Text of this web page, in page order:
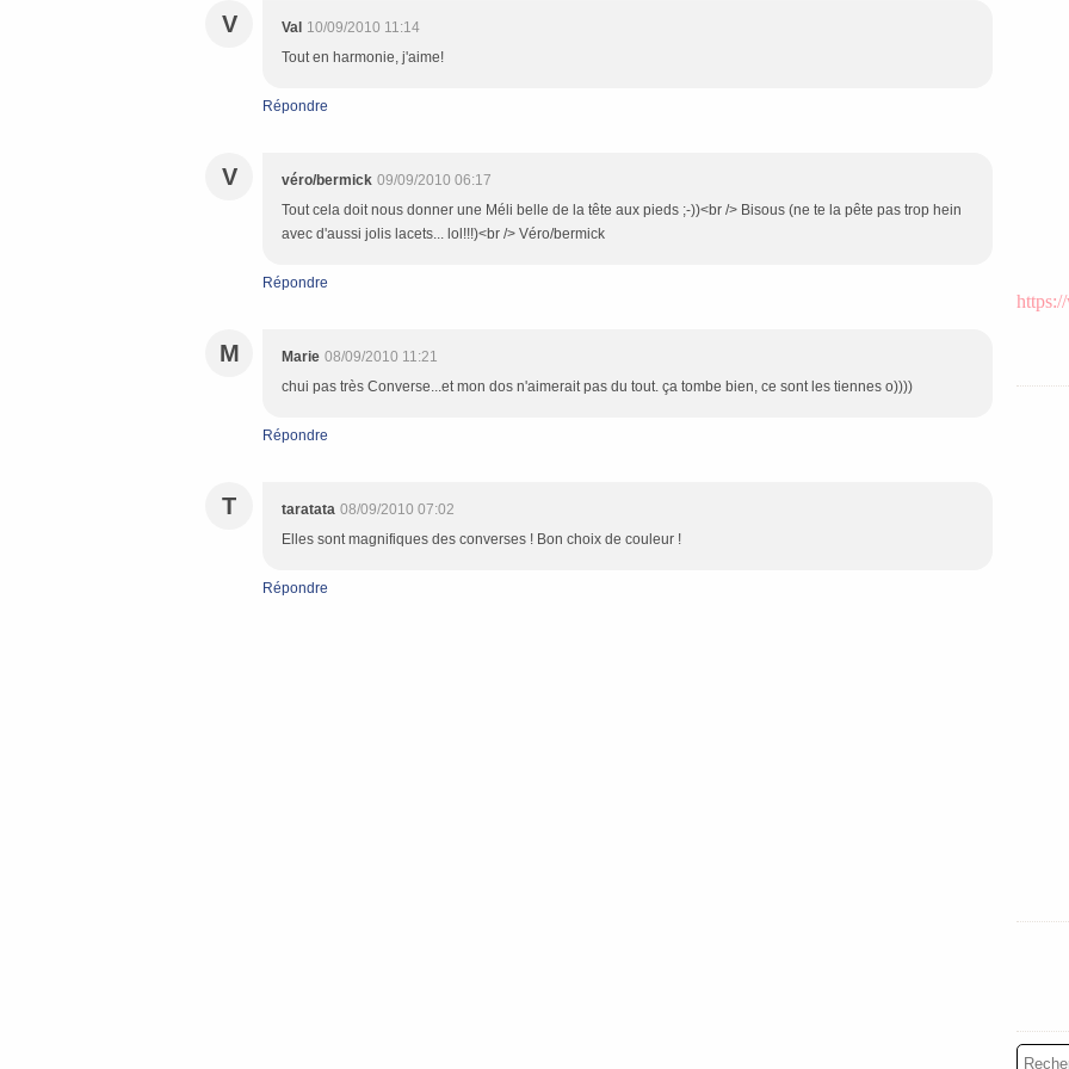
V Val 10/09/2010 11:14
Tout en harmonie, j'aime!
Répondre
V véro/bermick 09/09/2010 06:17
Tout cela doit nous donner une Méli belle de la tête aux pieds ;-))<br /> Bisous (ne te la pête pas trop hein
avec d'aussi jolis lacets... lol!!!)<br /> Véro/bermick
Répondre
M Marie 08/09/2010 11:21
chui pas très Converse...et mon dos n'aimerait pas du tout. ça tombe bien, ce sont les tiennes o))))
Répondre
T taratata 08/09/2010 07:02
Elles sont magnifiques des converses ! Bon choix de couleur !
Répondre